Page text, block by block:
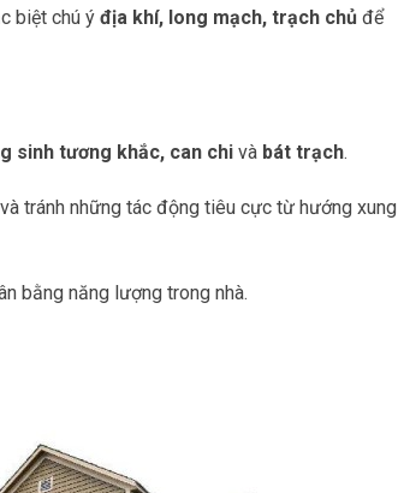
biệt chú ý địa khí, long mạch, trạch chủ để
sinh tương khắc, can chi và bát trạch.
tránh những tác động tiêu cực từ hướng xung
bằng năng lượng trong nhà.